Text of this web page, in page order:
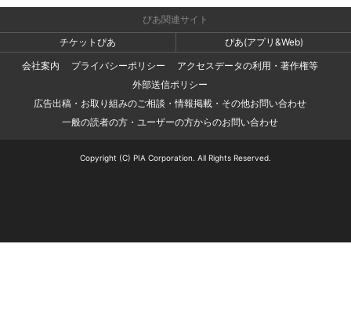
ぴあ関連サイト
チケットぴあ
ぴあ(アプリ&Web)
会社案内
プライバシーポリシー
アクセスデータの利用・著作権等
外部送信ポリシー
広告出稿・お取り組みのご相談・情報掲載・その他お問い合わせ
一般の読者の方・ユーザーの方からのお問い合わせ
Copyright (C) PIA Corporation. All Rights Reserved.